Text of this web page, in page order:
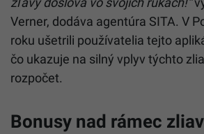
Verner, dodáva agentúra SITA. V
roku ušetrili používatelia tejto
čo ukazuje na silný vplyv týchto
rozpočet.
Bonusy nad rámec zliav